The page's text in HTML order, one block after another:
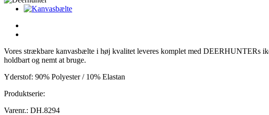
Vores strækbare kanvasbælte i høj kvalitet leveres komplet med DEERHUNTERs
holdbart og nemt at bruge.
Yderstof: 90% Polyester / 10% Elastan
Produktserie:
Varenr.: DH.8294